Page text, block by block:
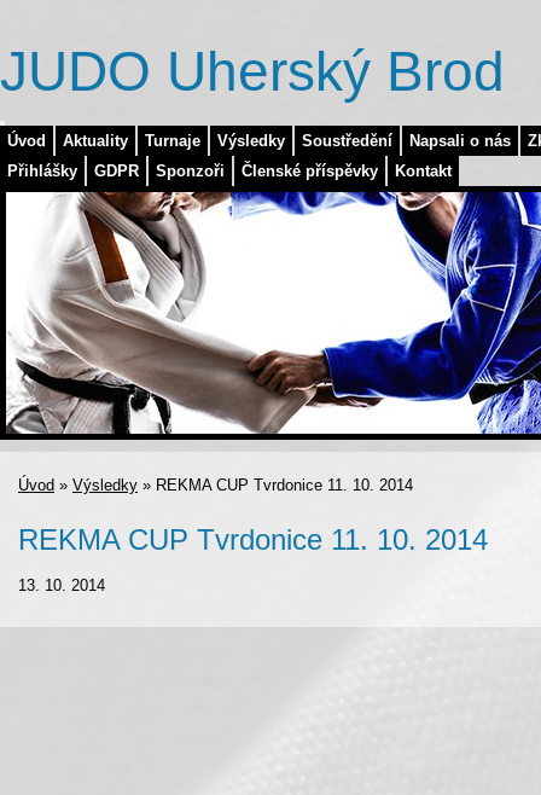
Úvod Aktuality Turnaje Výsledky Soustředění Napsali o nás
Přihlášky
GDPR Sponzoři Členské příspěvky Kontakt
JUDO Uherský Brod
Úvod » Výsledky » REKMA CUP Tvrdonice 11. 10. 2014
REKMA CUP Tvrdonice 11. 10. 2014
13. 10. 2014